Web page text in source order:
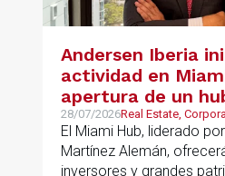
Andersen Iberia
actividad en
apertura de un
estratégico para
asesoramiento
patrimonial
28/07/2026Real Estate,
Wealth
Business
El Miami Hub, liderado
Martínez Alemán,
inversores y grandes